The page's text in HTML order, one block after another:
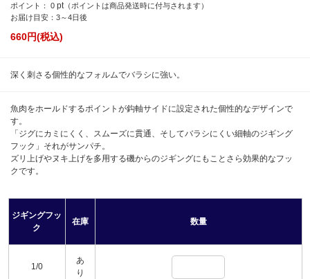
ポイント： 0 pt （ポイントは商品発送時に付与されます）
お届け目安：3～4日後
660円(税込)
深く刺さる個性的なフォルムでバラシに強い。
魚肉をホールドするポイントが鈎軸サイドに設定された個性的なデザインで
す。
「ジグにカミにくく、スムーズに貫通、そしてバラシにくい細軸のジギング
フック」それがサンパチ。
ズリ上げやヌキ上げを多用する磯からのジギングにもことさら効果的なフッ
クです。
ジギングフッ
ク
在庫 数量
1/0
あ
り